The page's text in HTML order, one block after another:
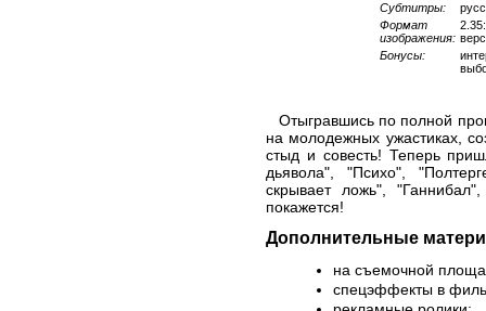
Субтитры:
Формат
изображения:
Бонусы:
Отыгравшись по полной
на молодежных ужастиках,
стыд и совесть! Теперь
дьявола", "Психо",
скрывает ложь",
покажется!
Дополнительные
на съемочной
спецэффекты в